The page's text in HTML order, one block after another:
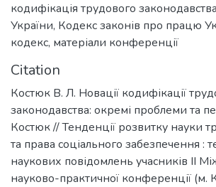
кодифікація трудового законодавства
України, Кодекс законів про працю
кодекс, матеріали конференції
Citation
Костюк В. Л. Новації кодифікації
законодавства: окремі проблеми та
Костюк // Тенденції розвитку науки
та права соціального забезпечення :
наукових повідомлень учасників ІІ
науково-практичної конференції (м.